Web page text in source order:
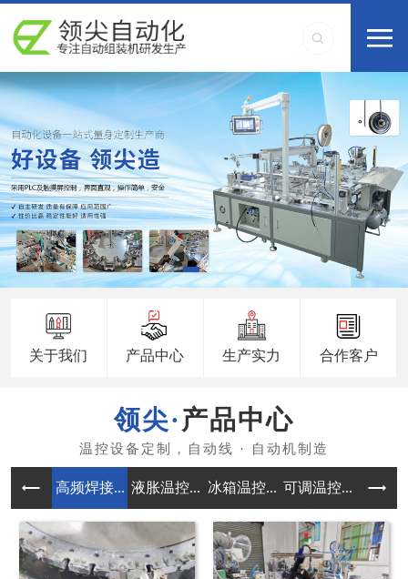
关于我们 产品中心 生产实力 合作客户
产品中心
高频焊接... 液胀温控... 冰箱温控... 可调温控... 自动